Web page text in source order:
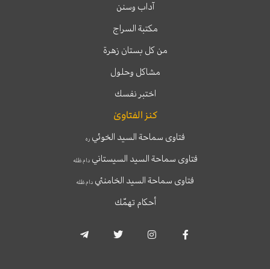
آداب وسنن
مكتبة السراج
من كل بستان زهرة
مشاكل وحلول
اختبر نفسك
كنز الفتاوىٰ
فتاوى سماحة السيد الخوئيره
فتاوى سماحة السيد السيستانيدام ظله
فتاوى سماحة السيد الخامنئي دام ظله
أحكام تهمّك
a
c
s
i
l